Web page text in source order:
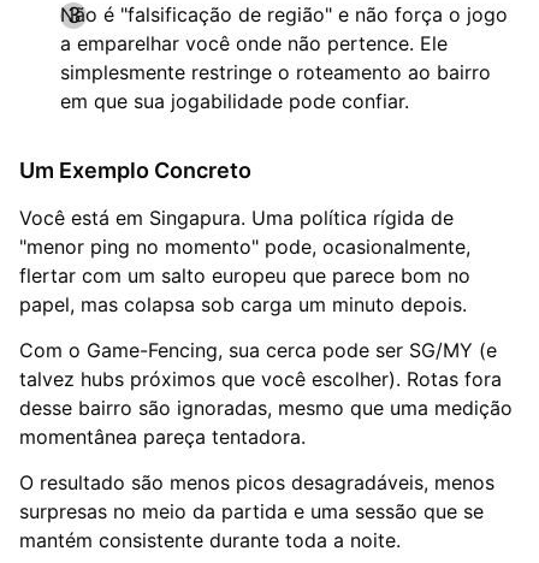
Não é "falsificação de região" e não força o jogo
a emparelhar você onde não pertence. Ele
simplesmente restringe o roteamento ao bairro
em que sua jogabilidade pode confiar.
Um Exemplo Concreto
Você está em Singapura. Uma política rígida de
"menor ping no momento" pode, ocasionalmente,
flertar com um salto europeu que parece bom no
papel, mas colapsa sob carga um minuto depois.
Com o Game-Fencing, sua cerca pode ser SG/MY (e
talvez hubs próximos que você escolher). Rotas fora
desse bairro são ignoradas, mesmo que uma medição
momentânea pareça tentadora.
O resultado são menos picos desagradáveis, menos
surpresas no meio da partida e uma sessão que se
mantém consistente durante toda a noite.